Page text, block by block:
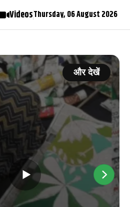
VideosThursday, 06 August 2026
और देखें